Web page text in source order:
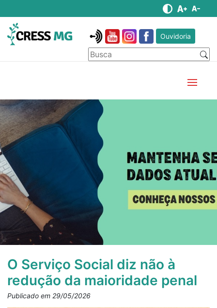
Ouvidoria
O Serviço Social diz não à
redução da maioridade penal
Publicado em 29/05/2026